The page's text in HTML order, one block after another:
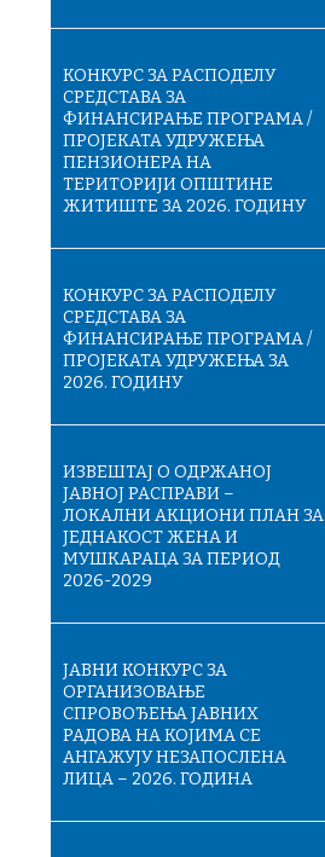
КОНКУРС ЗА РАСПОДЕЛУ
СРЕДСТАВА ЗА
ФИНАНСИРАЊЕ ПРОГРАМА /
ПРОЈЕКАТА УДРУЖЕЊА
ПЕНЗИОНЕРА НА
ТЕРИТОРИЈИ ОПШТИНЕ
ЖИТИШТЕ ЗА 2026. ГОДИНУ
КОНКУРС ЗА РАСПОДЕЛУ
СРЕДСТАВА ЗА
ФИНАНСИРАЊЕ ПРОГРАМА /
ПРОЈЕКАТА УДРУЖЕЊА ЗА
2026. ГОДИНУ
ИЗВЕШТАЈ О ОДРЖАНОЈ
ЈАВНОЈ РАСПРАВИ –
ЛОКАЛНИ АКЦИОНИ ПЛАН ЗА
ЈЕДНАКОСТ ЖЕНА И
МУШКАРАЦА ЗА ПЕРИОД
2026-2029
ЈАВНИ КОНКУРС ЗА
ОРГАНИЗОВАЊЕ
СПРОВОЂЕЊА ЈАВНИХ
РАДОВА НА КОЈИМА СЕ
АНГАЖУЈУ НЕЗАПОСЛЕНА
ЛИЦА – 2026. ГОДИНА